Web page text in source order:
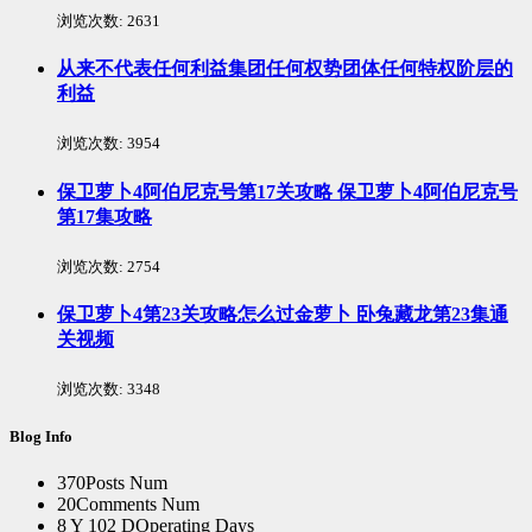
浏览次数: 2631
从来不代表任何利益集团任何权势团体任何特权阶层的
利益
浏览次数: 3954
保卫萝卜4阿伯尼克号第17关攻略 保卫萝卜4阿伯尼克号
第17集攻略
浏览次数: 2754
保卫萝卜4第23关攻略怎么过金萝卜 卧兔藏龙第23集通
关视频
浏览次数: 3348
Blog Info
370Posts Num
20Comments Num
8 Y 102 DOperating Days